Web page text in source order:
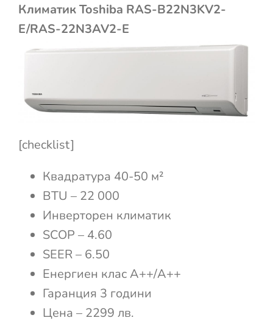
Климатик Toshiba RAS-B22N3KV2-
E/RAS-22N3AV2-E
[checklist]
Квадратура 40-50 м²
BTU – 22 000
Инверторен климатик
SCOP – 4.60
SEER – 6.50
Енергиен клас А++/A++
Гаранция 3 години
Цена – 2299 лв.